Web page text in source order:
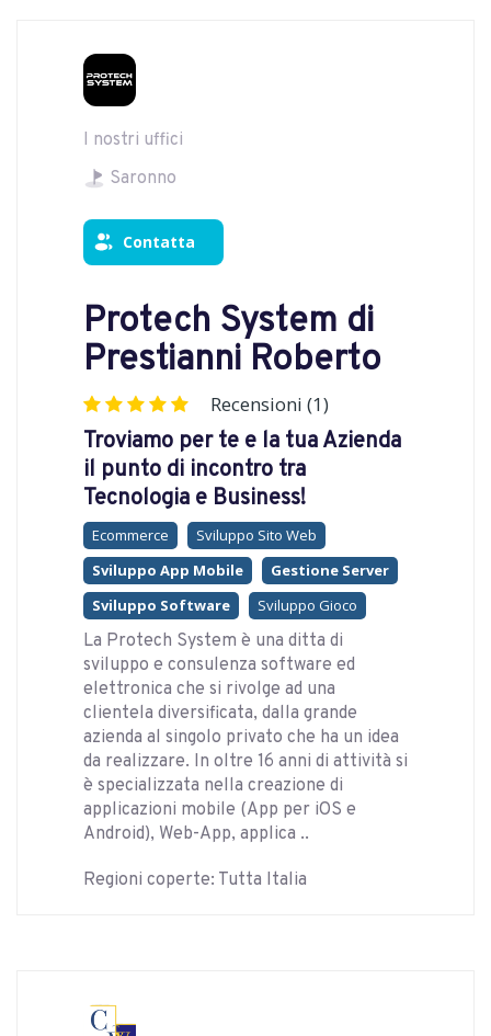
I nostri uffici
Saronno
Contatta
Protech System di
Prestianni Roberto
Recensioni (1)
Troviamo per te e la tua Azienda
il punto di incontro tra
Tecnologia e Business!
Ecommerce
Sviluppo Sito Web
Sviluppo App Mobile
Gestione Server
Sviluppo Software
Sviluppo Gioco
La Protech System è una ditta di
sviluppo e consulenza software ed
elettronica che si rivolge ad una
clientela diversificata, dalla grande
azienda al singolo privato che ha un idea
da realizzare. In oltre 16 anni di attività si
è specializzata nella creazione di
applicazioni mobile (App per iOS e
Android), Web-App, applica ..
Regioni coperte: Tutta Italia